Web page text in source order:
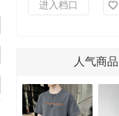
进入档口
人气商品